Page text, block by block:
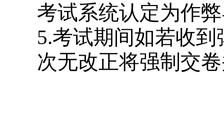
考试系统认定为作
5.考试期间如若收
次无改正将强制交